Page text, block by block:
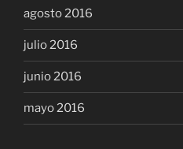
agosto 2016
julio 2016
junio 2016
mayo 2016